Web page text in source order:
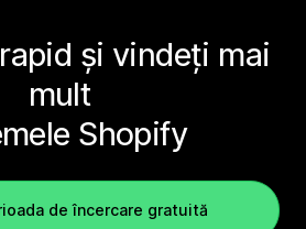
și vindeți mai
mult
Shopify
de încercare gratuită